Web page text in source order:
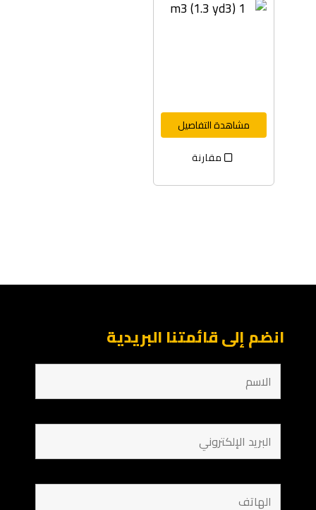
مشاهدة التفاصيل
مقارنة
انضم إلى قائمتنا البريدية